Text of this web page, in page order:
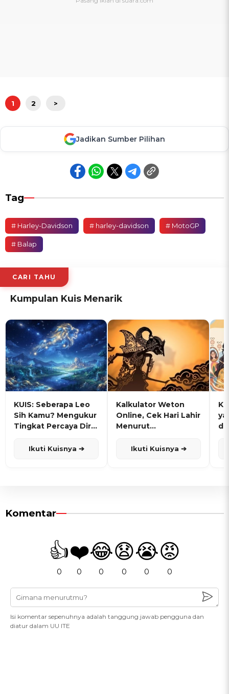
1 2 >
Jadikan Sumber Pilihan
Tag
# Harley-Davidson # harley-davidson # MotoGP
# Balap
CARI TAHU
Kumpulan Kuis Menarik
KUIS: Seberapa Leo
Sih Kamu? Mengukur
Tingkat Percaya Diri
Ikuti Kuisnya ➔
Kalkulator Weton
Online, Cek Hari Lahir
Menurut
Ikuti Kuisnya ➔
Komentar
👍
0
❤️
0
😂
0
😧
0
😭
0
😡
0
Isi komentar sepenuhnya adalah tanggung jawab pengguna dan
diatur dalam UU ITE